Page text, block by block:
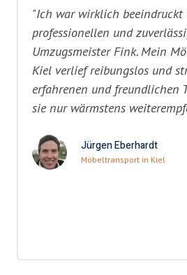
"Ich war wirklich beeindruckt
professionellen und
Umzugsmeister Fink. Mein
Kiel verlief reibungslos und
erfahrenen und freundlichen
sie nur wärmstens
Jürgen Eberhardt
Möbeltransport in Kiel